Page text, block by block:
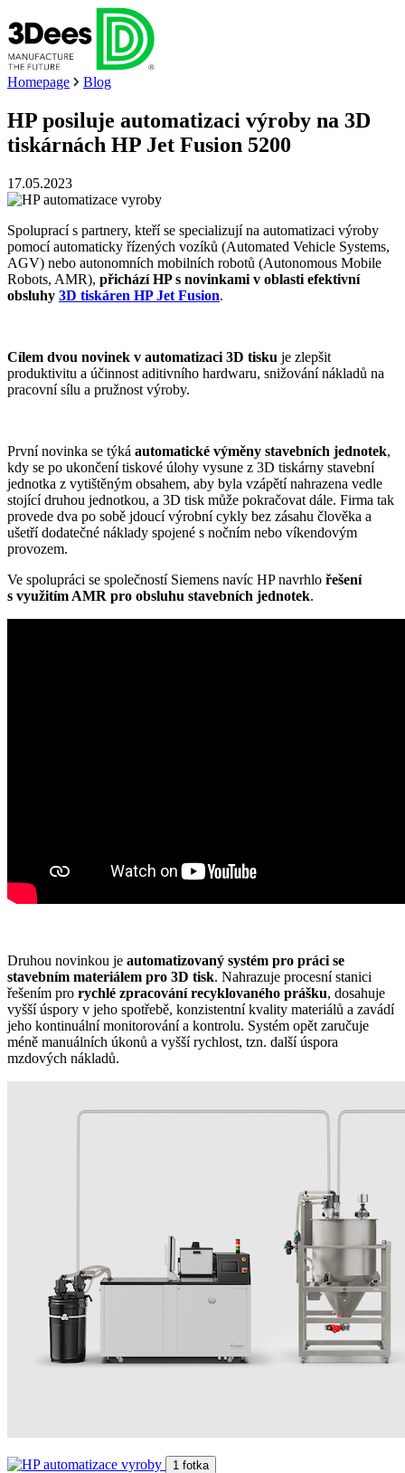
Homepage Blog
HP posiluje automatizaci výroby na 3D
tiskárnách HP Jet Fusion 5200
17.05.2023
Spoluprací s partnery, kteří se specializují na automatizaci výroby
pomocí automaticky řízených vozíků (Automated Vehicle Systems,
AGV) nebo autonomních mobilních robotů (Autonomous Mobile
Robots, AMR), přichází HP s novinkami v oblasti efektivní
obsluhy 3D tiskáren HP Jet Fusion.
Cílem dvou novinek v automatizaci 3D tisku je zlepšit
produktivitu a účinnost aditivního hardwaru, snižování nákladů na
pracovní sílu a pružnost výroby.
První novinka se týká automatické výměny stavebních jednotek,
kdy se po ukončení tiskové úlohy vysune z 3D tiskárny stavební
jednotka z vytištěným obsahem, aby byla vzápětí nahrazena vedle
stojící druhou jednotkou, a 3D tisk může pokračovat dále. Firma tak
provede dva po sobě jdoucí výrobní cykly bez zásahu člověka a
ušetří dodatečné náklady spojené s nočním nebo víkendovým
provozem.
Ve spolupráci se společností Siemens navíc HP navrhlo řešení
s využitím AMR pro obsluhu stavebních jednotek.
Druhou novinkou je automatizovaný systém pro práci se
stavebním materiálem pro 3D tisk. Nahrazuje procesní stanici
řešením pro rychlé zpracování recyklovaného prášku, dosahuje
vyšší úspory v jeho spotřebě, konzistentní kvality materiálů a zavádí
jeho kontinuální monitorování a kontrolu. Systém opět zaručuje
méně manuálních úkonů a vyšší rychlost, tzn. další úspora
mzdových nákladů.
1 fotka